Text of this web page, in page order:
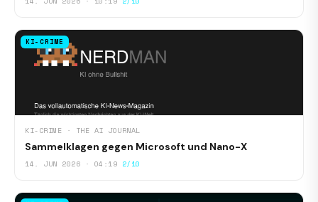
KI-CRIME
KI-CRIME · THE AI JOURNAL
Sammelklagen gegen Microsoft und Nano-X
14. JUN 2026 · 04:19 2/10